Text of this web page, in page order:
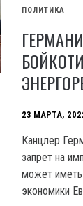
ПОЛИТИКА
23 МАРТА,
Канцлер
запрет на
может
экономики